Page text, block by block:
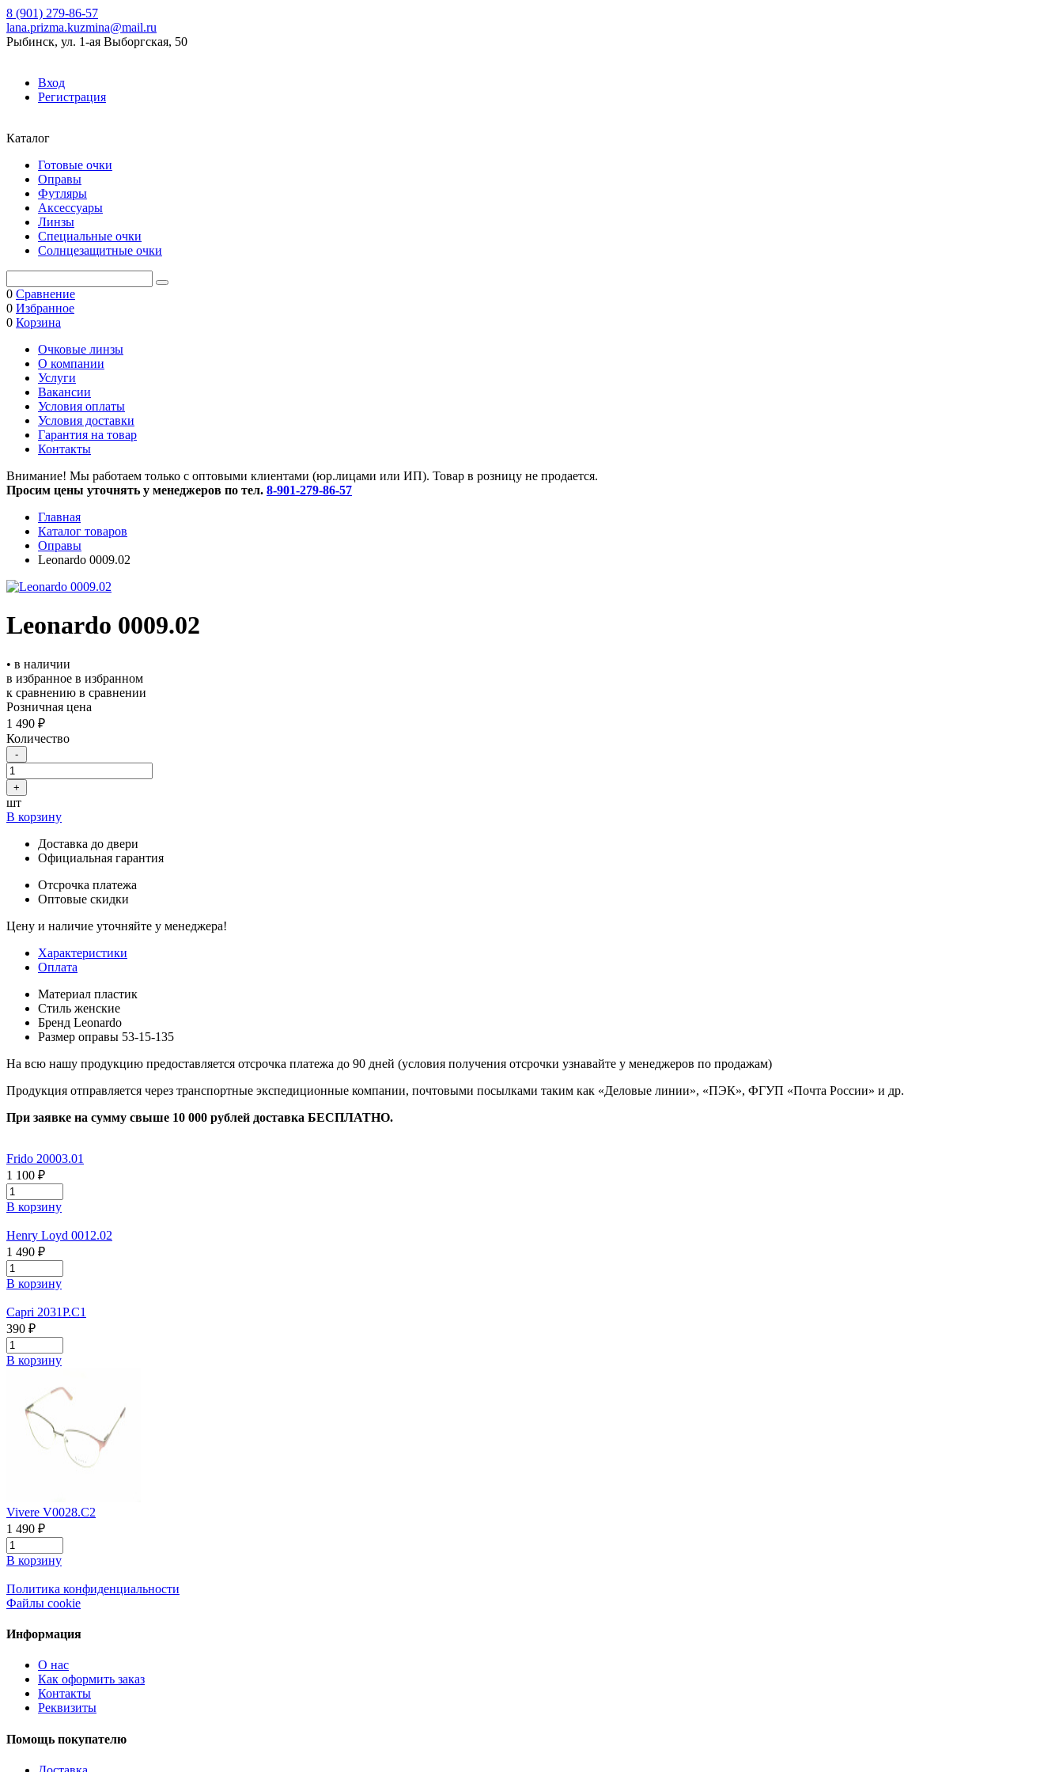
8 (901) 279-86-57
lana.prizma.kuzmina@mail.ru
Рыбинск, ул. 1-ая Выборгская, 50
Вход
Регистрация
Каталог
Готовые очки
Оправы
Футляры
Аксессуары
Линзы
Специальные очки
Солнцезащитные очки
0 Сравнение
0 Избранное
0 Корзина
Очковые линзы
O компании
Услуги
Вакансии
Условия оплаты
Условия доставки
Гарантия на товар
Контакты
Внимание! Мы работаем только с оптовыми клиентами (юр.лицами или ИП). Товар в розницу не продается.
Просим цены уточнять у менеджеров по тел. 8-901-279-86-57
Главная
Каталог товаров
Оправы
Leonardo 0009.02
Leonardo 0009.02
• в наличии
в избранное в избранном
к сравнению в сравнении
Розничная цена
1 490 ₽
Количество
-
+
шт
В корзину
Доставка до двери
Официальная гарантия
Отсрочка платежа
Оптовые скидки
Цену и наличие уточняйте у менеджера!
Характеристики
Оплата
Материал пластик
Стиль женские
Бренд Leonardo
Размер оправы 53-15-135
На всю нашу продукцию предоставляется отсрочка платежа до 90 дней (условия получения отсрочки узнавайте у менеджеров по продажам)
Продукция отправляется через транспортные экспедиционные компании, почтовыми посылками таким как «Деловые линии», «ПЭК», ФГУП «Почта России» и др.
При заявке на сумму свыше 10 000 рублей доставка БЕСПЛАТНО.
Frido 20003.01
1 100 ₽
В корзину
Henry Loyd 0012.02
1 490 ₽
В корзину
Capri 2031P.C1
390 ₽
В корзину
Vivere V0028.C2
1 490 ₽
В корзину
Политика конфиденциальности
Файлы cookie
Информация
О нас
Как оформить заказ
Контакты
Реквизиты
Помощь покупателю